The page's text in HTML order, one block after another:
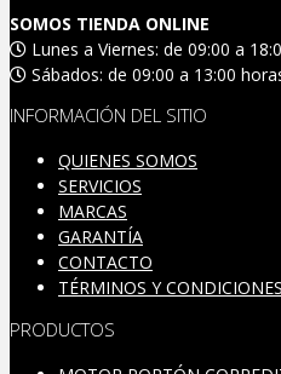
SOMOS TIENDA ONLINE
Lunes a Viernes: de 09:00 a
Sábados: de 09:00 a 13:00
INFORMACIÓN DEL SITIO
QUIENES SOMOS
SERVICIOS
MARCAS
GARANTÍA
CONTACTO
TÉRMINOS Y
PRODUCTOS